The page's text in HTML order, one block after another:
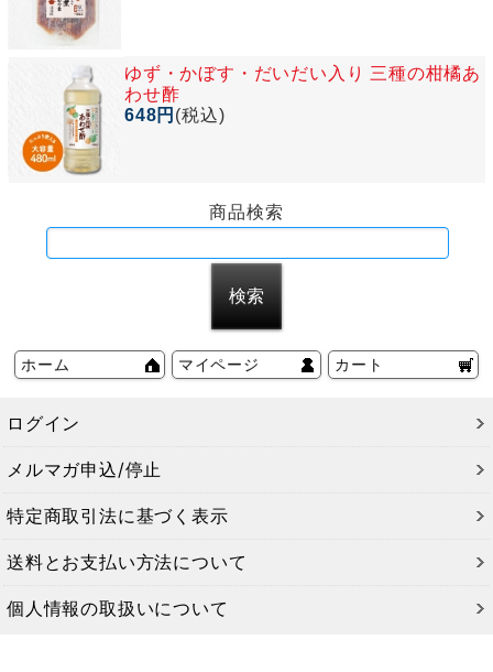
ゆず・かぼす・だいだい入り 三種の柑橘あ
わせ酢
648円 (税込)
商品検索
ホーム マイページ カート
ログイン
メルマガ申込/停止
特定商取引法に基づく表示
送料とお支払い方法について
個人情報の取扱いについて